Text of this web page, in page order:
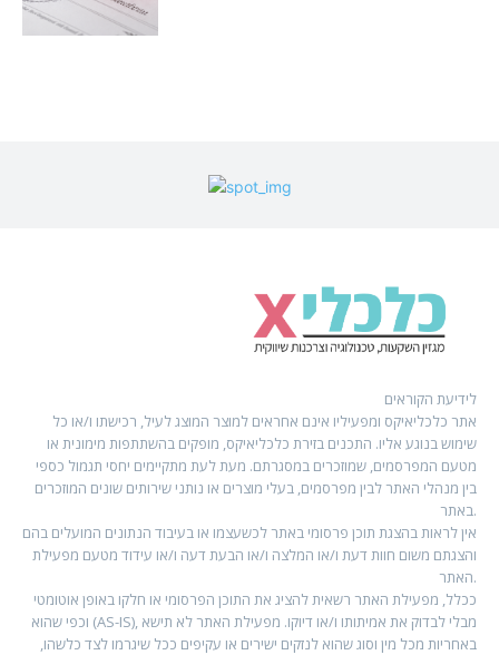
לידיעת הקוראים
אתר כלכליאיקס ומפעיליו אינם אחראים למוצר המוצג לעיל, רכישתו ו/או כל
שימוש בנוגע אליו. התכנים בזירת כלכליאיקס, מופקים בהשתתפות מימונית או
מטעם המפרסמים, שמוזכרים במסגרתם. מעת לעת מתקיימים יחסי תגמול כספי
בין מנהלי האתר לבין מפרסמים, בעלי מוצרים או נותני שירותים שונים המוזכרים
באתר.
אין לראות בהצגת תוכן פרסומי באתר לכשעצמו או בעיבוד הנתונים המועלים בהם
והצגתם משום חוות דעת ו/או המלצה ו/או הבעת דעה ו/או עידוד מטעם מפעילת
האתר.
ככלל, מפעילת האתר רשאית להציג את התוכן הפרסומי או חלקו באופן אוטומטי
וכפי שהוא (AS-IS), מבלי לבדוק את אמיתותו ו/או דיוקו. מפעילת האתר לא תישא
באחריות מכל מין וסוג שהוא לנזקים ישירים או עקיפים ככל שיגרמו לצד כלשהו,